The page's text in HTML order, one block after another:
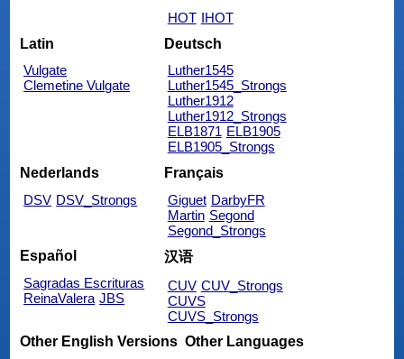
HOT IHOT
Latin
Vulgate
Clemetine Vulgate
Deutsch
Luther1545
Luther1545_Strongs
Luther1912
Luther1912_Strongs
ELB1871 ELB1905
ELB1905_Strongs
Nederlands
DSV DSV_Strongs
Français
Giguet DarbyFR
Martin Segond
Segond_Strongs
Español
Sagradas Escrituras
ReinaValera JBS
汉语
CUV CUV_Strongs
CUVS
CUVS_Strongs
Other English Versions Other Languages